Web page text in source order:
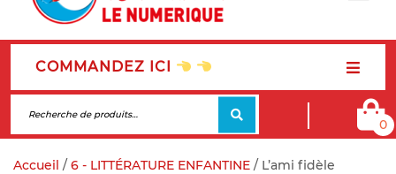
COMMANDEZ ICI
0
Accueil / 6 - LITTÉRATURE ENFANTINE / L’ami fidèle